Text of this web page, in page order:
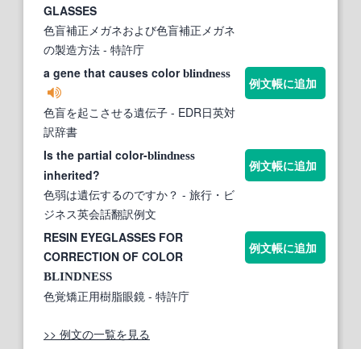
GLASSES
色盲補正メガネおよび色盲補正メガネ
の製造方法 - 特許庁
a gene that causes colorblindness
色盲を起こさせる遺伝子 - EDR日英対
訳辞書
例文帳に追加
Is the partial color-blindness
inherited?
色弱は遺伝するのですか？ - 旅行・ビ
ジネス英会話翻訳例文
例文帳に追加
RESIN EYEGLASSES FOR
CORRECTION OF COLOR
BLINDNESS
色覚矯正用樹脂眼鏡 - 特許庁
例文帳に追加
>> 例文の一覧を見る